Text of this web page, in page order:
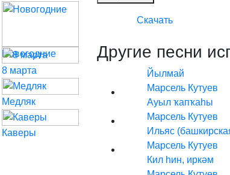
Скачать
Другие песни
Йылмай
Марсель Кутуев
Ауыл ҡапҡаһы
Марсель Кутуев
Ильяс
Марсель Кутуев
Кил һин, иркәм
Новогодние
8 марта
Медляк
Каверы